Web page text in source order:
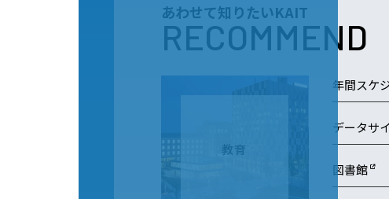
あわせて知りたいKAIT
RECOMMEND
教育
年間スケ
データサ
図書館